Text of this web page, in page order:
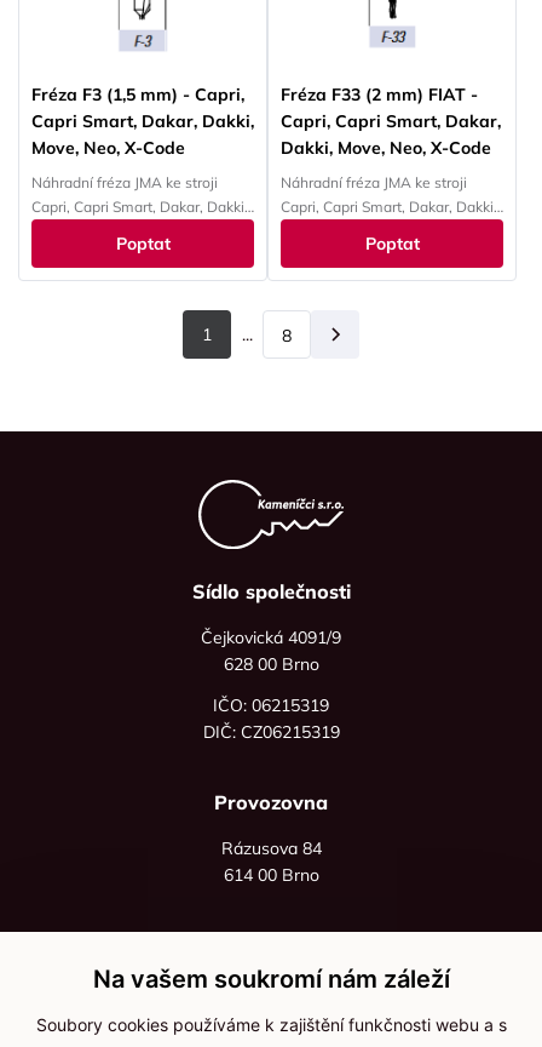
Fréza F3 (1,5 mm) - Capri,
Capri Smart, Dakar, Dakki,
Move, Neo, X-Code
Náhradní fréza JMA ke stroji
Capri, Capri Smart, Dakar, Dakki,
Poptat
Fréza F33 (2 mm) FIAT -
Capri, Capri Smart, Dakar,
Dakki, Move, Neo, X-Code
Náhradní fréza JMA ke stroji
Capri, Capri Smart, Dakar, Dakki,
Poptat
1 ... 8
Sídlo společnosti
Čejkovická 4091/9
628 00 Brno
IČO: 06215319
DIČ: CZ06215319
Provozovna
Rázusova 84
614 00 Brno
+420 736 535 066
Po - pá: 8:00 - 16:00
Na vašem soukromí nám záleží
Soubory cookies používáme k zajištění funkčnosti webu a s